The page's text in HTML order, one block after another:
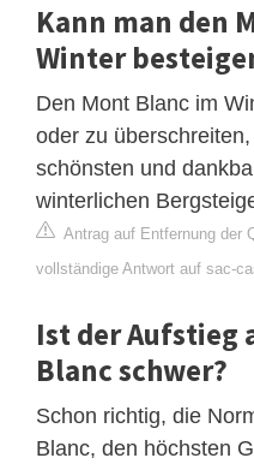
Kann man den
Winter
Den Mont Blanc im
oder zu
schönsten und
winterlichen
Antrag auf Entfernung der
vollständige Antwort auf sac-
Ist der Aufstieg
Blanc schwer?
Schon richtig, die
Blanc, den höchsten